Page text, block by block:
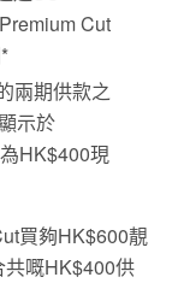
Cut
兩期供款之
示於
HK$400現
買夠HK$600靚
嘅HK$400供